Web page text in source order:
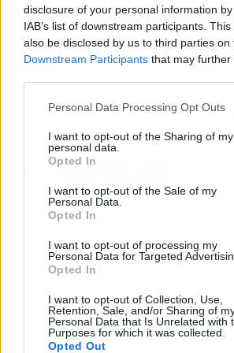
disclosure of your personal information
IAB’s list of downstream participants.
also be disclosed by us to third parties on
Downstream Participants that may
Personal Data Processing Opt Outs
I want to opt-out of the Sharing of my
personal data.
Opted In
I want to opt-out of the Sale of my
Personal Data.
Opted In
I want to opt-out of processing my
Personal Data for Targeted
Opted In
I want to opt-out of Collection, Use,
Retention, Sale, and/or Sharing of
Personal Data that Is Unrelated with
Purposes for which it was collected.
Opted Out
Artículo anterior
Programa de Mentoring
al Coaching, con Grupo
Santalá